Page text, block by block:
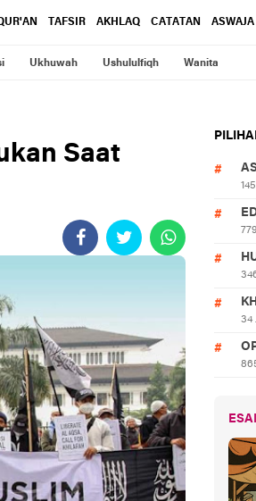
TAFSIR AKHLAQ CATATAN ASWAJA
Ukhuwah Ushululfiqh Wanita
Saat
34
ESAI